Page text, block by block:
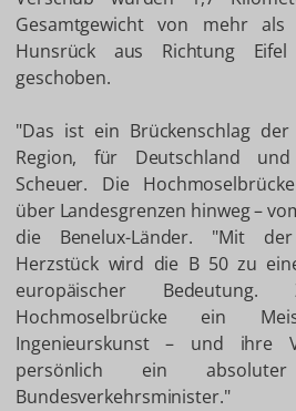
Gesamtgewicht von mehr als
Hunsrück aus Richtung
geschoben.
"Das ist ein Brückenschlag
Region, für Deutschland
Scheuer. Die
über Landesgrenzen hinweg –
die Benelux-Länder. "Mit
Herzstück wird die B 50 zu
europäischer
Hochmoselbrücke ein
Ingenieurskunst – und ihre
persönlich ein
Bundesverkehrsminister."